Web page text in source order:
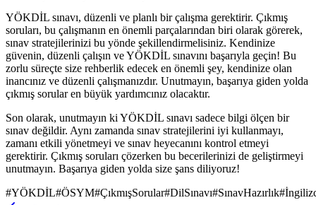
YÖKDİL sınavı, düzenli ve planlı bir çalışma gerektirir. Çıkmış
soruları, bu çalışmanın en önemli parçalarından biri olarak görerek,
sınav stratejilerinizi bu yönde şekillendirmelisiniz. Kendinize
güvenin, düzenli çalışın ve YÖKDİL sınavını başarıyla geçin! Bu
zorlu süreçte size rehberlik edecek en önemli şey, kendinize olan
inancınız ve düzenli çalışmanızdır. Unutmayın, başarıya giden yolda
çıkmış sorular en büyük yardımcınız olacaktır.
Son olarak, unutmayın ki YÖKDİL sınavı sadece bilgi ölçen bir
sınav değildir. Aynı zamanda sınav stratejilerini iyi kullanmayı,
zamanı etkili yönetmeyi ve sınav heyecanını kontrol etmeyi
gerektirir. Çıkmış soruları çözerken bu becerilerinizi de geliştirmeyi
unutmayın. Başarıya giden yolda size şans diliyoruz!
#YÖKDİL#ÖSYM#ÇıkmışSorular#DilSınavı#SınavHazırlık#